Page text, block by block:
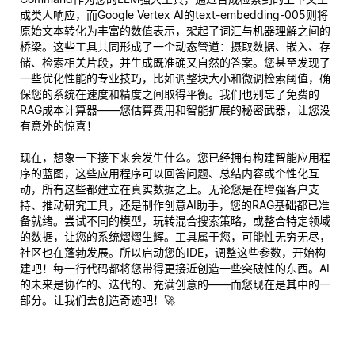
成类人响应，而Google Vertex AI的text-embedding-005则将
原始文本转化为丰富的数值表示，架起了词汇与机器理解之间的
桥梁。这些工具共同形成了一个动态管道：摄取数据、嵌入、存
储、检索相关片段，并生成既准确又自然的答案。您甚至发现了
一些优化性能的专业技巧，比如调整块大小和微调检索阈值，确
保您的系统在速度和精度之间取得平衡。我们也别忘了免费的
RAG成本计算器——您估算费用和智能扩展的秘密武器，让您没
有意外的惊喜！
现在，想象一下接下来会发生什么。您已经拥有构建智能应用程
序的蓝图，这些应用程序可以回答问题、总结内容或个性化互
动，所有这些都建立在真实数据之上。无论您是在增强客户支
持、推动研究工具，还是制作创意AI助手，您的RAG基础都已准
备就绪。尝试不同的模型，玩转混合搜索策略，或整合特定领域
的数据，让您的系统熠熠生辉。工具属于您，可能性无穷无尽，
社区也在蓬勃发展。所以启动您的IDE，调整这些参数，开始构
建吧！每一行代码都将您带得更接近创造一些突破性的东西。AI
的未来是协作的、迭代的、充满创意的——而您现在是其中的一
部分。让我们去创造奇迹吧！🚀